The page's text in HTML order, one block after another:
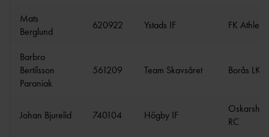
FRIIDROTTSFOKUS -
FÖRENINGSWEBBINARIER
SAMARBETE RF-
SISU
LOK-
IDROTTSARENAN – IDROTTENS NYA
UTBILDARE
TRÄNARE
2030
VÄRDEGRUND, SPELREGLER OCH
UTBILDNING GENOM RF-
SISU
Mats
Berglund
620922 Ystads IF FK Athlet
Barbro
Bertilsson
Paraniak
561209 Team Skavsåret Borås LK
Johan Bjurelid 740104 Högby IF
RC